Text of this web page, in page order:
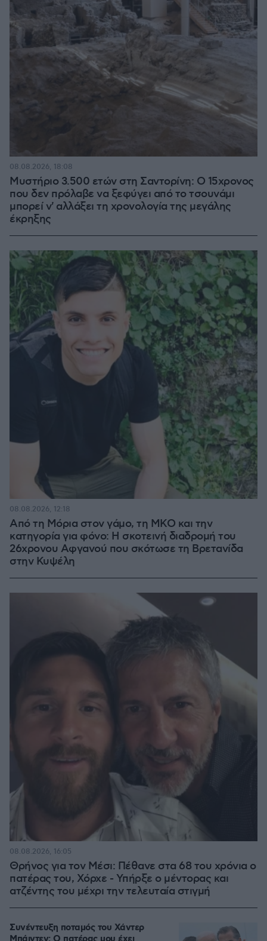
Μυστήριο 3.500 ετών στη Σαντορίνη: Ο 15χρονος
που δεν πρόλαβε να ξεφύγει από το τσουνάμι
μπορεί ν' αλλάξει τη χρονολογία της μεγάλης
έκρηξης
08.08.2026, 18:08
Από τη Μόρια στον γάμο, τη ΜΚΟ και την
κατηγορία για φόνο: Η σκοτεινή διαδρομή του
26χρονου Αφγανού που σκότωσε τη Βρετανίδα
στην Κυψέλη
08.08.2026, 12:18
Θρήνος για τον Μέσι: Πέθανε στα 68 του χρόνια ο
πατέρας του, Χόρχε - Υπήρξε ο μέντορας και
ατζέντης του μέχρι την τελευταία στιγμή
08.08.2026, 16:05
Συνέντευξη ποταμός του Χάντερ